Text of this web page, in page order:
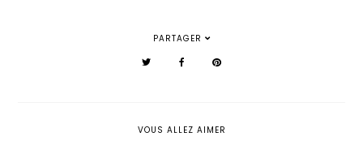
PARTAGER
VOUS ALLEZ AIMER